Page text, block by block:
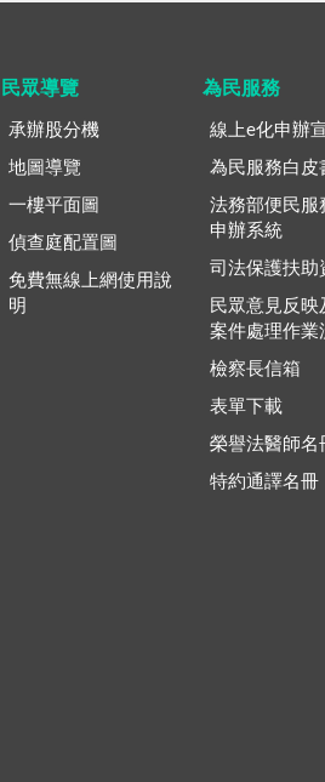
民眾導覽
承辦股分機
地圖導覽
一樓平面圖
偵查庭配置圖
免費無線上網使用說
明
為民服務
線上e化申辦
為民服務白皮
法務部便民服
申辦系統
司法保護扶助
民眾意見反映
案件處理作業
檢察長信箱
表單下載
榮譽法醫師名
特約通譯名冊